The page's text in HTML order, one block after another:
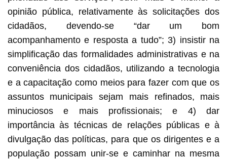
opinião pública, relativamente às solicitações dos
cidadãos, devendo-se “dar um bom
acompanhamento e resposta a tudo”; 3) insistir na
simplificação das formalidades administrativas e na
conveniência dos cidadãos, utilizando a tecnologia
e a capacitação como meios para fazer com que os
assuntos municipais sejam mais refinados, mais
minuciosos e mais profissionais; e 4) dar
importância às técnicas de relações públicas e à
divulgação das políticas, para que os dirigentes e a
população possam unir-se e caminhar na mesma